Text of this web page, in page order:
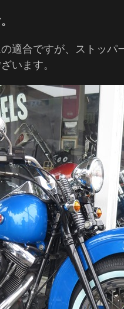
の適合ですが、ストッパ
います。